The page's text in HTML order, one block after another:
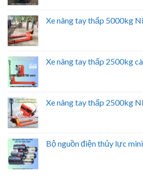
Xe nâng tay thấp 5000kg
Xe nâng tay thấp 2500kg
Xe nâng tay thấp 2500kg
Bộ nguồn điện thủy lực